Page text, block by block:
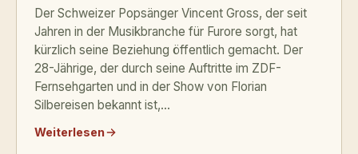
Der Schweizer Popsänger Vincent Gross, der seit
Jahren in der Musikbranche für Furore sorgt, hat
kürzlich seine Beziehung öffentlich gemacht. Der
28-Jährige, der durch seine Auftritte im ZDF-
Fernsehgarten und in der Show von Florian
Silbereisen bekannt ist,...
Weiterlesen